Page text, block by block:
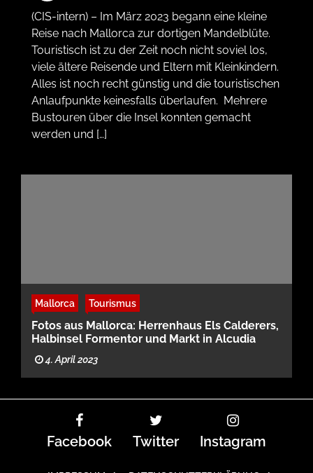
(CIS-intern) – Im März 2023 begann eine kleine
Reise nach Mallorca zur dortigen Mandelblüte.
Touristisch ist zu der Zeit noch nicht soviel los,
viele ältere Reisende und Eltern mit Kleinkindern.
Alles ist noch recht günstig und die touristischen
Anlaufpunkte keinesfalls überlaufen. Mehrere
Bustouren über die Insel konnten gemacht
werden und […]
Mallorca Tourismus
Fotos aus Mallorca: Herrenhaus Els Calderers,
Halbinsel Formentor und Markt in Alcudia
4. April 2023
Facebook Twitter Instagram